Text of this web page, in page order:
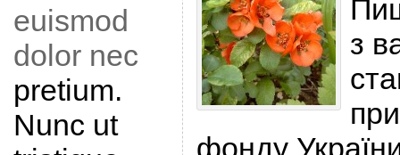
euismod
dolor nec
pretium.
Nunc ut
з
фонду